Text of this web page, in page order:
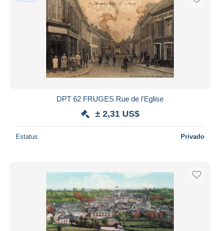
DPT 62 FRUGES Rue de l'Eglise
± 2,31 US$
Estatus Privado